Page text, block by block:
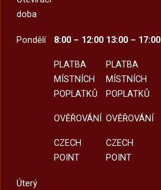
doba
Pondělí 8:00 – 12:00
PLATBA
MÍSTNÍCH
POPLATKŮ
OVĚŘOVÁNÍ
CZECH
POINT
13:00 – 17:00
PLATBA
MÍSTNÍCH
POPLATKŮ
OVĚŘOVÁNÍ
CZECH
POINT
Úterý